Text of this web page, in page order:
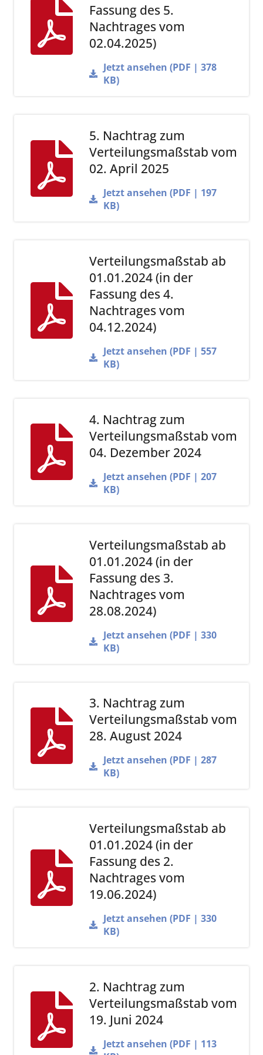
Fassung des 5.
Nachtrages vom
02.04.2025)
Jetzt ansehen (PDF | 378
KB)
5. Nachtrag zum
Verteilungsmaßstab vom
02. April 2025
Jetzt ansehen (PDF | 197
KB)
Verteilungsmaßstab ab
01.01.2024 (in der
Fassung des 4.
Nachtrages vom
04.12.2024)
Jetzt ansehen (PDF | 557
KB)
4. Nachtrag zum
Verteilungsmaßstab vom
04. Dezember 2024
Jetzt ansehen (PDF | 207
KB)
Verteilungsmaßstab ab
01.01.2024 (in der
Fassung des 3.
Nachtrages vom
28.08.2024)
Jetzt ansehen (PDF | 330
KB)
3. Nachtrag zum
Verteilungsmaßstab vom
28. August 2024
Jetzt ansehen (PDF | 287
KB)
Verteilungsmaßstab ab
01.01.2024 (in der
Fassung des 2.
Nachtrages vom
19.06.2024)
Jetzt ansehen (PDF | 330
KB)
2. Nachtrag zum
Verteilungsmaßstab vom
19. Juni 2024
Jetzt ansehen (PDF | 113